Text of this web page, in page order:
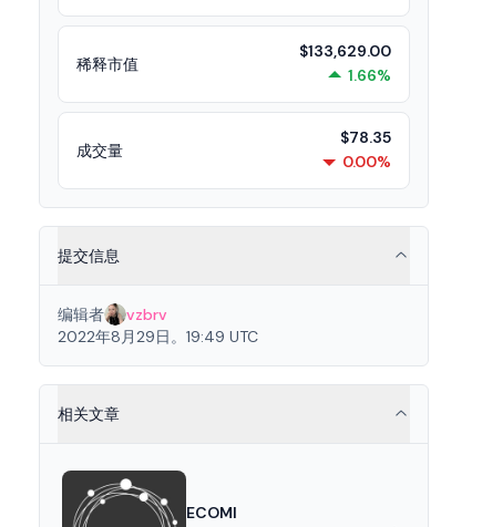
稀释市值
$133,629.00
1.66%
成交量
$78.35
0.00%
提交信息
编辑者
vzbrv
2022年8月29日。19:49 UTC
相关文章
ECOMI